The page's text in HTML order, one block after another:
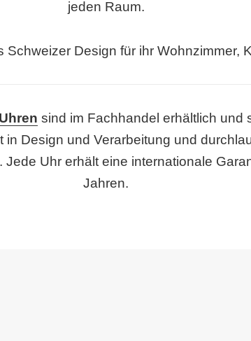
jeden Raum.
Schweizer Design für ihr Wohnzimmer,
sind im Fachhandel erhältlich und
in Design und Verarbeitung und
Jede Uhr erhält eine internationale
Jahren.